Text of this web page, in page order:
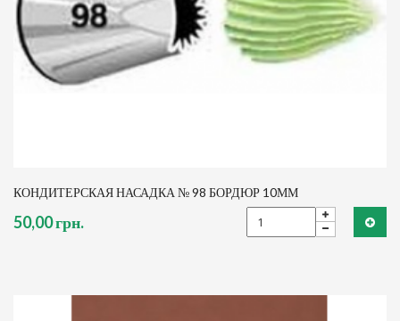
КОНДИТЕРСКАЯ НАСАДКА № 98 БОРДЮР 10ММ
50,00 грн.